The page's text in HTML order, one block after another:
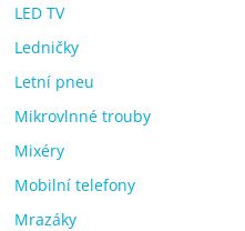
LED TV
Ledničky
Letní pneu
Mikrovlnné trouby
Mixéry
Mobilní telefony
Mrazáky